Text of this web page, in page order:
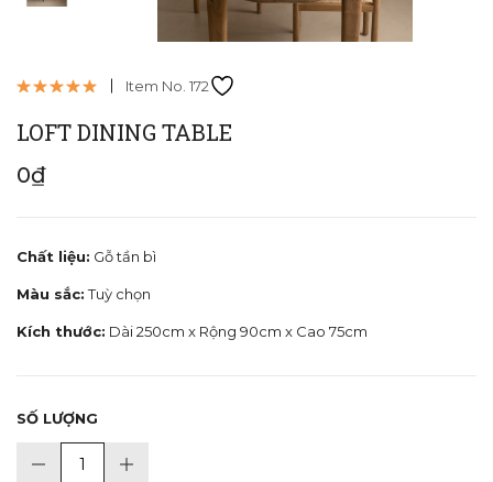
Item No. 172
LOFT DINING TABLE
0₫
Chất liệu: Gỗ tần bì
Màu sắc:Tuỳ chọn
Kích thước: Dài 250cm x Rộng 90cm x Cao 75cm
SỐ LƯỢNG